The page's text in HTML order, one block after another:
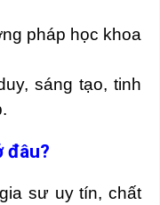
pháp học khoa
sáng tạo, tinh
đâu?
sư uy tín, chất